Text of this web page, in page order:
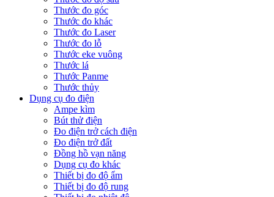
Thước đo góc
Thước đo khác
Thước đo Laser
Thước đo lỗ
Thước eke vuông
Thước lá
Thước Panme
Thước thủy
Dụng cụ đo điện
Ampe kìm
Bút thử điện
Đo điện trở cách điện
Đo điện trở đất
Đồng hồ vạn năng
Dụng cụ đo khác
Thiết bị đo độ ẩm
Thiết bị đo độ rung